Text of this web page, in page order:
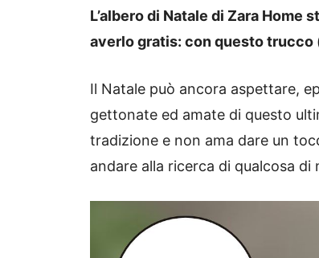
L’albero di Natale di Zara
averlo gratis: con questo trucco
Il Natale può ancora aspettare,
gettonate ed amate di questo
tradizione e non ama dare un
andare alla ricerca di qualcosa